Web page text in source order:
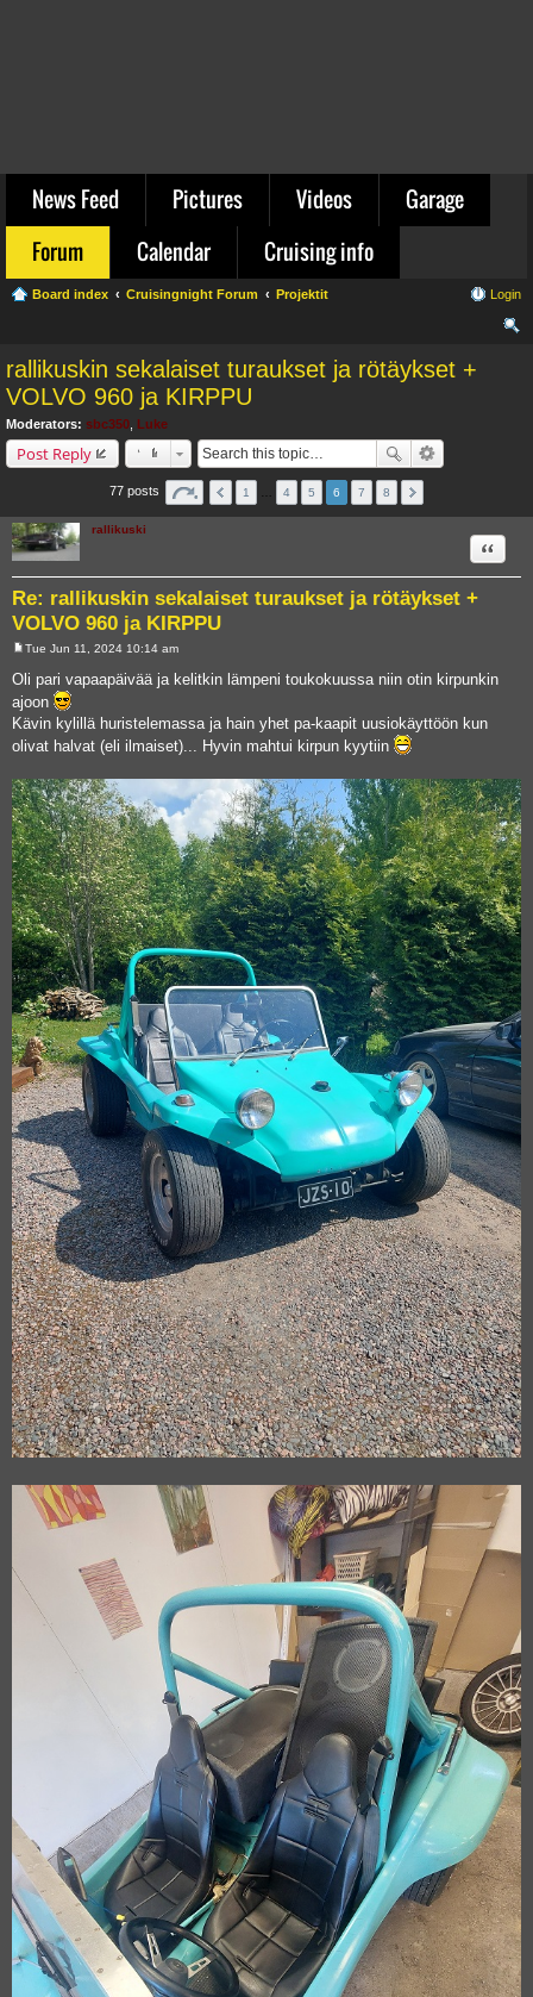
News Feed Pictures Videos
Garage
Forum
Calendar Cruising info
Board index Cruisingnight Forum Projektit Login
rallikuskin sekalaiset turaukset ja rötäykset +
VOLVO 960 ja KIRPPU
Moderators: sbc350 Luke
Post Reply
77 posts 1 4 5 6 7 8
rallikuski
Re: rallikuskin sekalaiset turaukset ja rötäykset +
VOLVO 960 ja KIRPPU
Quote
o
s
t
Tue Jun 11, 2024 10:14 am
Oli pari vapaapäivää ja kelitkin lämpeni toukokuussa niin otin kirpunkin
ajoon
Kävin kylillä huristelemassa ja hain yhet pa-kaapit uusiokäyttöön kun
olivat halvat (eli ilmaiset)... Hyvin mahtui kirpun kyytiin